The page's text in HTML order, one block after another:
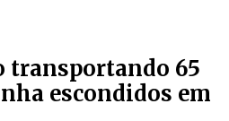
transportando 65
escondidos em